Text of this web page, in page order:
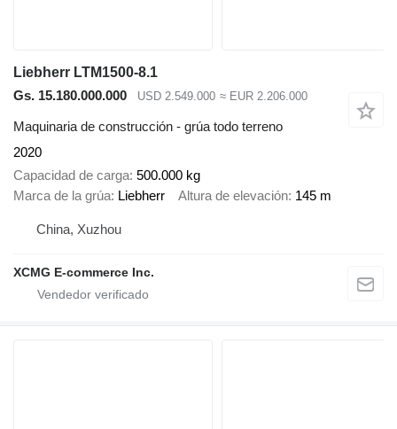
Liebherr LTM1500-8.1
Gs. 15.180.000.000
USD 2.549.000 ≈ EUR 2.206.000
Maquinaria de construcción - grúa todo terreno
2020
Capacidad de carga 500.000 kg
Marca de la grúa Liebherr Altura de elevación 145 m
China, Xuzhou
XCMG E-commerce Inc.